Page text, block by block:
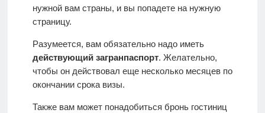
нужной вам страны, и вы попадете на нужную
страницу.
Разумеется, вам обязательно надо иметь
действующий загранпаспорт. Желательно,
чтобы он действовал еще несколько месяцев по
окончании срока визы.
Также вам может понадобиться бронь гостиниц